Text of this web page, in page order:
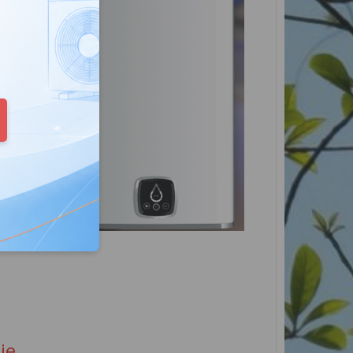
call
w formacie E164